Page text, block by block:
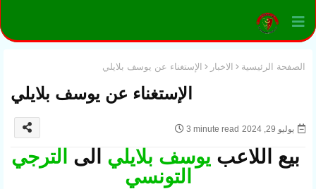
الصفحة الرئيسية الاخبار الإستغناء عن يوسف بلايلي
الإستغناء عن يوسف بلايلي
يوليو 29, 2024 3 minute read
بيع اللاعب يوسف بلايلي الى
الترجي
التونسي